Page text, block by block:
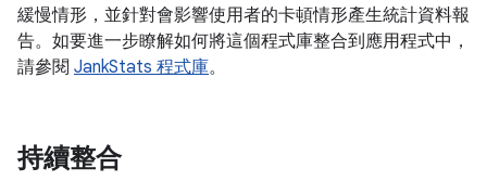
緩慢情形，並針對會影響使用者的卡頓情形產生統計資料報
告。如要進一步瞭解如何將這個程式庫整合到應用程式中，
請參閱 JankStats 程式庫。
持續整合